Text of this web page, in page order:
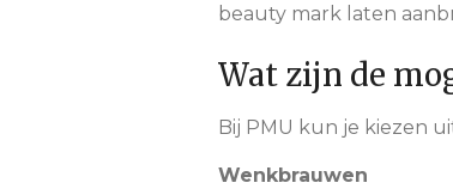
beauty mark laten
Wat zijn de
Bij PMU kun je kiezen
Wenkbrauwen